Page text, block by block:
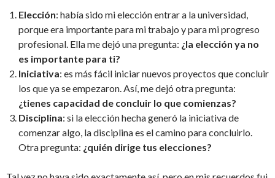
Elección: había sido mi elección entrar a la universidad,
porque era importante para mi trabajo y para mi progreso
profesional. Ella me dejó una pregunta: ¿la elección ya no
es importante para ti?
Iniciativa: es más fácil iniciar nuevos proyectos que concluir
los que ya se empezaron. Así, me dejó otra pregunta:
¿tienes capacidad de concluir lo que comienzas?
Disciplina: si la elección hecha generó la iniciativa de
comenzar algo, la disciplina es el camino para concluirlo.
Otra pregunta: ¿quién dirige tus elecciones?